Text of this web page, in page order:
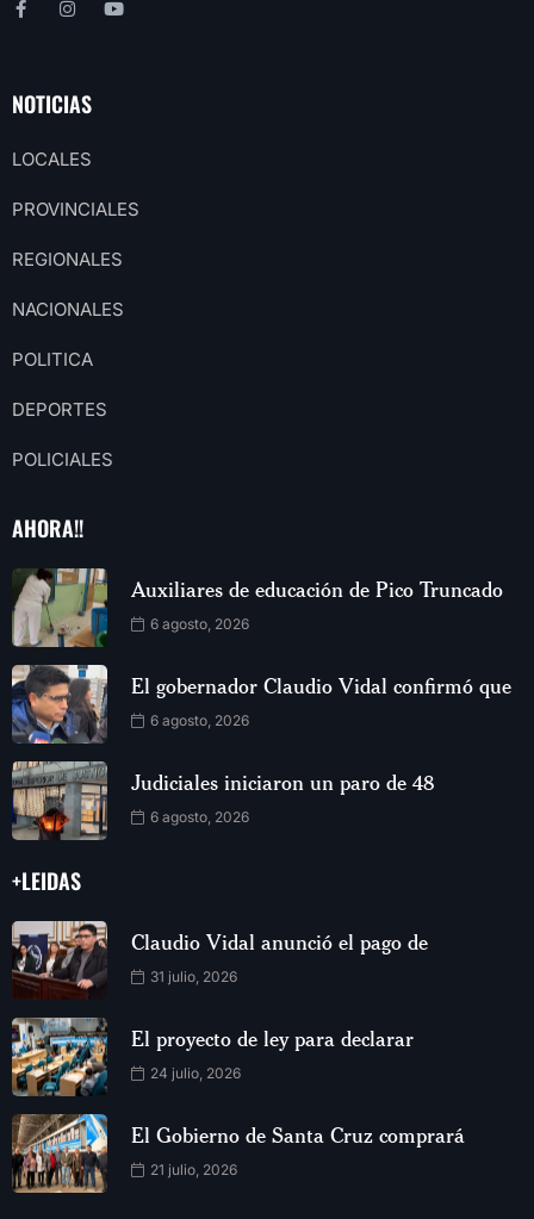
NOTICIAS
LOCALES
PROVINCIALES
REGIONALES
NACIONALES
POLITICA
DEPORTES
POLICIALES
AHORA!!
Auxiliares de educación de Pico Truncado
6 agosto, 2026
El gobernador Claudio Vidal confirmó que
6 agosto, 2026
Judiciales iniciaron un paro de 48
6 agosto, 2026
+LEIDAS
Claudio Vidal anunció el pago de
31 julio, 2026
El proyecto de ley para declarar
24 julio, 2026
El Gobierno de Santa Cruz comprará
21 julio, 2026